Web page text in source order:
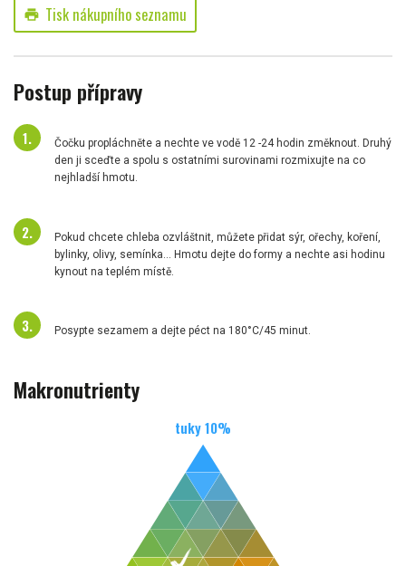
print Tisk nákupního seznamu
Postup přípravy
Čočku propláchněte a nechte ve vodě 12 -24 hodin změknout. Druhý
den ji sceďte a spolu s ostatními surovinami rozmixujte na co
nejhladší hmotu.
Pokud chcete chleba ozvláštnit, můžete přidat sýr, ořechy, koření,
bylinky, olivy, semínka... Hmotu dejte do formy a nechte asi hodinu
kynout na teplém místě.
Posypte sezamem a dejte péct na 180°C/45 minut.
Makronutrienty
tuky10%